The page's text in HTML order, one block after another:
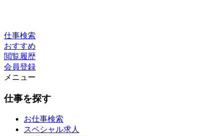
仕事検索
おすすめ
閲覧履歴
会員登録
メニュー
仕事を探す
お仕事検索
スペシャル求人